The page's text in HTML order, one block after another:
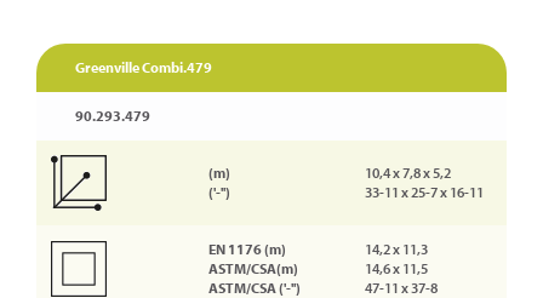
Greenville Combi.479
90.293.479
(m)
('-'')
10,4 x 7,8 x 5,2
33-11 x 25-7 x 16-11
EN 1176 (m)
ASTM/CSA(m)
ASTM/CSA ('-'')
14,2 x 11,3
14,6 x 11,5
47-11 x 37-8